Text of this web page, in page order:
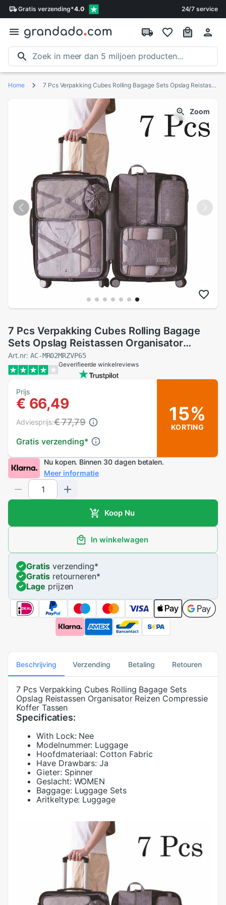
Gratis verzending*4.0 24/7 service
Home 7 Pcs Verpakking Cubes Rolling Bagage Sets Opslag Reistassen Organisator Reizen Compressie Koffer Tassen
Zoom
7 Pcs Verpakking Cubes Rolling Bagage
Sets Opslag Reistassen Organisator
Reizen Compressie Koffer Tassen
Art.nr: AC-MR02MRZVP65
Geverifieerde winkelreviews
Prijs
€ 66,49
Gratis verzending*
Adviesprijs:€ 77,79 15%
KORTING
Nu kopen. Binnen 30 dagen betalen.
Meer informatie
Koop Nu
In winkelwagen
Gratisverzending*
Gratisretourneren*
Lage prijzen
Beschrijving Verzending Betaling Retouren
7 Pcs Verpakking Cubes Rolling Bagage Sets
Opslag Reistassen Organisator Reizen Compressie
Koffer Tassen
Specificaties:
With Lock: Nee
Modelnummer: Luggage
Hoofdmateriaal: Cotton Fabric
Have Drawbars: Ja
Gieter: Spinner
Geslacht: WOMEN
Baggage: Luggage Sets
Aritkeltype: Luggage